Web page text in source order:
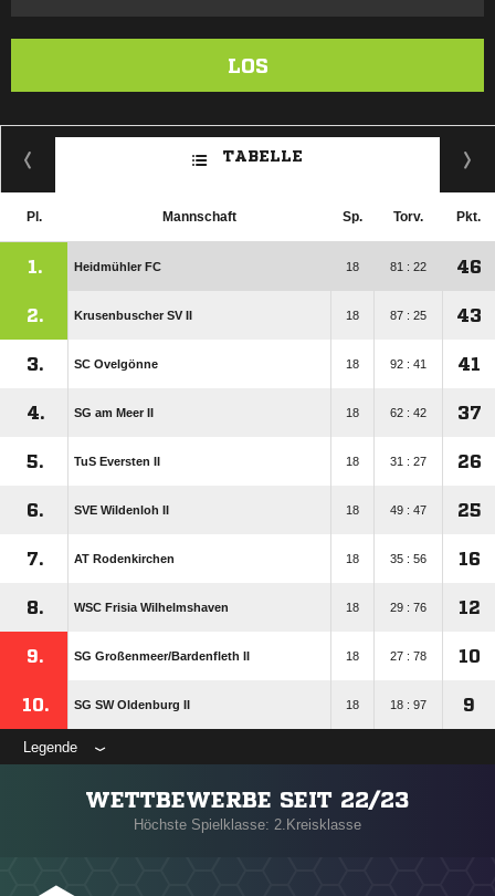
LOS
TABELLE
Pl. Mannschaft Sp. Torv. Pkt.
1. Heidmühler FC 18 81 : 22 46
2. Krusenbuscher SV II 18 87 : 25 43
3. SC Ovelgönne 18 92 : 41 41
4. SG am Meer II 18 62 : 42 37
5. TuS Eversten II 18 31 : 27 26
6. SVE Wildenloh II 18 49 : 47 25
7. AT Rodenkirchen 18 35 : 56 16
8. WSC Frisia Wilhelmshaven 18 29 : 76 12
9. SG Großenmeer/​Bardenfleth II 18 27 : 78 10
10. SG SW Oldenburg II 18 18 : 97 9
Legende
WETTBEWERBE SEIT 22/23
Höchste Spielklasse: 2.Kreisklasse